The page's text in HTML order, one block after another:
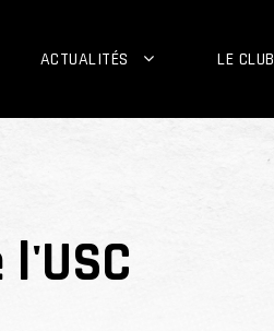
ACTUALITÉS LE CLUB